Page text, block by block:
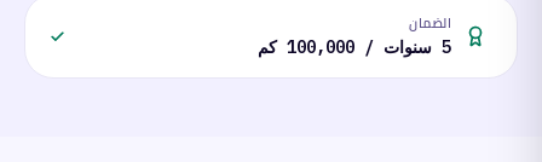
الضمان
5 سنوات / 100,000 كم